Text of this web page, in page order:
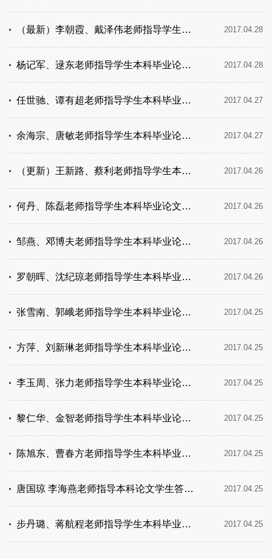
（最新）李朝霞、戴泽伟老师指导学生本科毕业论文答辩时间、地点安排 2017.04.28
杨记军、逯东老师指导学生本科毕业论文答辩时间、地点及学生名单 2017.04.28
任世驰、谭有超老师指导学生本科毕业论文答辩时间、地点及学生名单 2017.04.27
余海宗、唐敏老师指导学生本科毕业论文答辩时间、地点安排 2017.04.27
（更新）王新路、蔡利老师指导学生本科毕业论文答辩时间、地点安排 2017.04.26
何丹、陈磊老师指导学生本科毕业论文答辩时间、地点及学生名单 2017.04.26
邹燕、邓博夫老师指导学生本科毕业论文答辩时间、地点及学生名单 2017.04.26
罗朝晖、沈纪琼老师指导学生本科毕业论文答辩时间、地点及学生名单 2017.04.26
张雪南、郭峨老师指导学生本科毕业论文答辩时间、地点安排 2017.04.25
方萍、刘新琳老师指导学生本科毕业论文答辩时间、地点安排 2017.04.25
李玉周、张力老师指导学生本科毕业论文答辩时间、地点安排 2017.04.25
黎仁华、金智老师指导学生本科毕业论文答辩时间、地点安排 2017.04.25
陈旭东、曹春方老师指导学生本科毕业论文答辩时间、地点安排 2017.04.25
唐国琼 李海燕老师指导本科论文学生答辩时间、地点安排 2017.04.25
步丹璐、蒋航程老师指导学生本科毕业论文答辩时间、地点安排 2017.04.25